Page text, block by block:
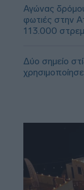
Αγώνας
φωτιές στην
113.000
Δύο σημείο